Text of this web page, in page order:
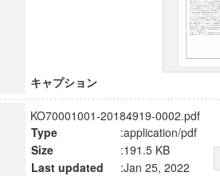
キャプション
KO70001001-20184919-0002.pdf
Type
:application/pdf
Size
:191.5 KB
Last updated
:Jan 25, 2022